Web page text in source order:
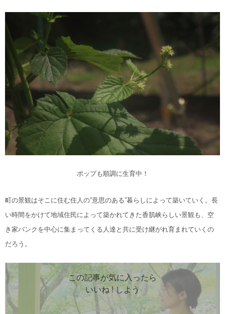
ポップも順調に生育中！
町の景観はそこに住む住人の”意思のある”暮らしによって築いていく。 長
い時間をかけて地域住民によって築かれてきた香肌峡らしい景観も、 空
き家バンクを中心に集まってくる人達と共に受け継がれ育まれていくの
だろう。
この記事が気に入ったら
いいね ! しよう